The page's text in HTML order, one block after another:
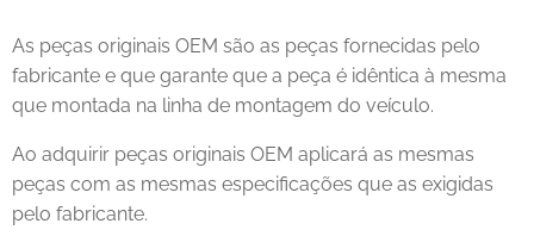
As peças originais OEM são as peças fornecidas pelo
fabricante e que garante que a peça é idêntica à mesma
que montada na linha de montagem do veículo.
Ao adquirir peças originais OEM aplicará as mesmas
peças com as mesmas especificações que as exigidas
pelo fabricante.